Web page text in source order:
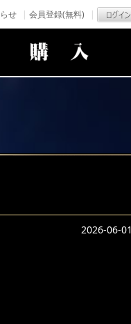
せ 会員登録(無料)
2026-06-01